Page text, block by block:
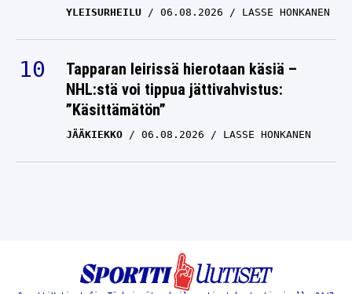
YLEISURHEILU 06.08.2026 LASSE HONKANEN
Tapparan leirissä hierotaan käsiä –
NHL:stä voi tippua jättivahvistus:
”Käsittämätön”
JÄÄKIEKKO 06.08.2026 LASSE HONKANEN